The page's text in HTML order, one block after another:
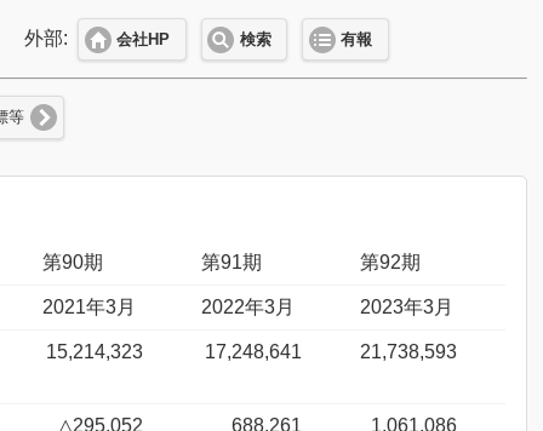
外部: 会社HP 検索 有報
等
第90期 第91期 第92期
2021年3月 2022年3月 2023年3月
15,214,323 17,248,641 21,738,593
△295,052 688,261 1,061,086